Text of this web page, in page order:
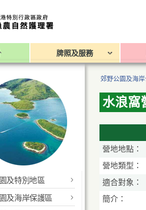
牌照及服務
及特別地區
息
及海岸保護區
郊野公園及海岸
水浪窩
營地地點：
營地類型：
適合對象：
簡介：